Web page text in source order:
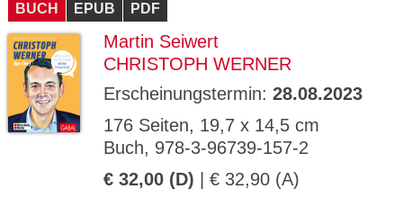
BUCH EPUB PDF
Martin Seiwert
CHRISTOPH WERNER
Erscheinungstermin: 28.08.2023
176 Seiten, 19,7 x 14,5 cm
Buch, 978-3-96739-157-2
€ 32,00 (D) | € 32,90 (A)